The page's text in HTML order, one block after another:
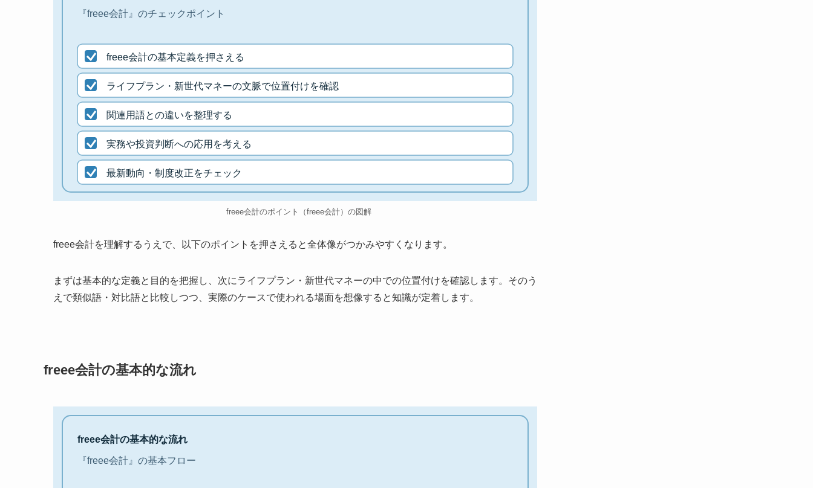
『freee会計』のチェックポイント
freee会計の基本定義を押さえる
ライフプラン・新世代マネーの文脈で位置付けを確認
関連用語との違いを整理する
実務や投資判断への応用を考える
最新動向・制度改正をチェック
freee会計のポイント（freee会計）の図解
freee会計を理解するうえで、以下のポイントを押さえると全体像がつかみやすくなります。
まずは基本的な定義と目的を把握し、次にライフプラン・新世代マネーの中での位置付けを確認します。そのう
えで類似語・対比語と比較しつつ、実際のケースで使われる場面を想像すると知識が定着します。
freee会計の基本的な流れ
freee会計の基本的な流れ
『freee会計』の基本フロー